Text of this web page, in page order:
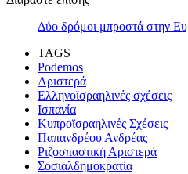
Δύο δρόμοι μπροστά στην
TAGS
Podemos
Αριστερά
Ελληνοϊσραηλινές σχέσεις
Ισπανία
Κυπροϊσραηλινές Σχέσεις
Παπανδρέου Ανδρέας
Ριζοσπαστική Αριστερά
Σοσιαλδημοκρατία